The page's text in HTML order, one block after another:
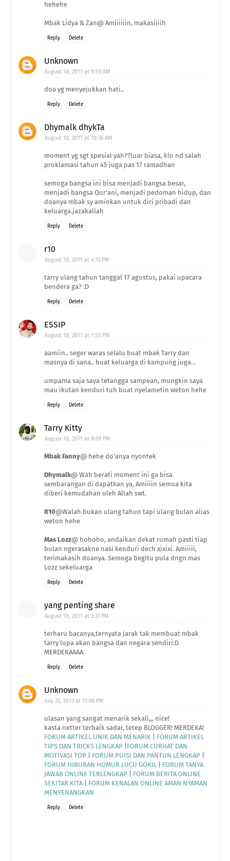
hehehe
Mbak Lidya & Zan@ Amiiiiiin, makasiiiih
Reply Delete
Unknown
August 18, 2011 at 9:50 AM
doa yg menyejukkan hati..
Reply Delete
Dhymalk dhykTa
August 18, 2011 at 10:36 AM
moment yg sgt spesial yah??luar biasa, klo nd salah
proklamasi tahun 45 juga pas 17 ramadhan
semoga bangsa ini bisa menjadi bangsa besar,
menjadi bangsa Qur'ani, menjadi pedoman hidup, dan
doanya mbak sy aminkan untuk diri pribadi dan
keluarga.jazakallah
Reply Delete
r10
August 18, 2011 at 4:12 PM
tarry ulang tahun tanggal 17 agustus, pakai upacara
bendera ga? :D
Reply Delete
ESSIP
August 18, 2011 at 7:55 PM
aamiin.. seger waras selalu buat mbak Tarry dan
masnya di sana.. buat keluarga di kampung juga...
umpama saja saya tetangga sampean, mungkin saya
mau ikutan kenduri tuh buat nyelametin weton hehe
Reply Delete
Tarry Kitty
August 18, 2011 at 9:09 PM
Mbak Fanny@ hehe do'anya nyontek
Dhymalk@ Wah berati moment ini ga bisa
sembarangan di dapatkan ya, Amiiiin semua kita
diberi kemudahan oleh Allah swt.
R10@Walah bukan ulang tahun tapi ulang bulan alias
weton hehe
Mas Lozz@ hohoho, andaikan dekat rumah pasti tiap
bulan ngerasakne nasi kenduri dech xixixi. Amiiiii,
terimakasih doanya. Semoga begitu pula dngn mas
Lozz sekeluarga
Reply Delete
yang penting share
August 19, 2011 at 3:31 PM
terharu bacanya,ternyata jarak tak membuat mbak
tarry lupa akan bangsa dan negara sendiri:D
MERDEKAAAA
Reply Delete
Unknown
July 22, 2013 at 11:06 PM
ulasan yang sangat menarik sekali,,, nice!
kasta netter terbaik sadar, tetep BLOGGER! MERDEKA!
FORUM ARTIKEL UNIK DAN MENARIK
FORUM ARTIKEL
TIPS DAN TRICKS LENGKAP
FORUM CURHAT DAN
MOTIVASI TOP
FORUM PUISI DAN PANTUN LENGKAP
FORUM HIBURAN HOMUR LUCU GOKIL
FORUM TANYA
JAWAB ONLINE TERLENGKAP
FORUM BERITA ONLINE
SEKITAR KITA| FORUM KENALAN ONLINE AMAN NYAMAN
MENYENANGKAN
Reply Delete